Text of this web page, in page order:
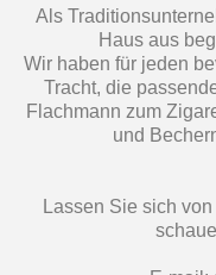
Als
Haus aus
Wir haben für jeden
Tracht, die
Flachmann zum
und
Lassen Sie sich